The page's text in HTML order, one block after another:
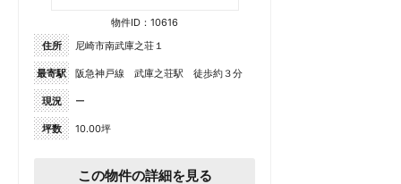
物件ID：10616
住所
尼崎市南武庫之荘１
最寄駅 阪急神戸線 武庫之荘駅 徒歩約３分
現況 ー
坪数 10.00坪
この物件の詳細を見る